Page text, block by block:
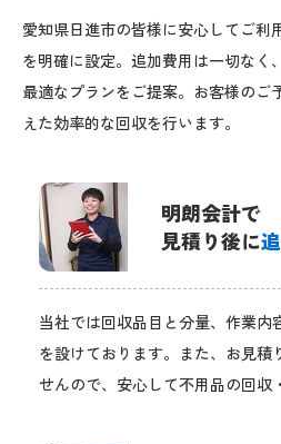
愛知県日進市の皆様に安心してご利
を明確に設定。追加費用は一切なく
最適なプランをご提案。お客様のご
えた効率的な回収を行います。
明朗会計で
見積り後に
当社では回収品目と分量、作業内
を設けております。また、お見積
せんので、安心して不用品の回収